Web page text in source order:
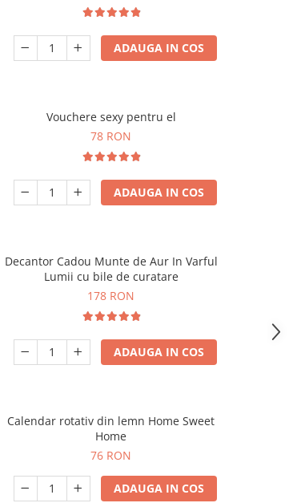
ADAUGA IN COS
Vouchere sexy pentru el
78 RON
ADAUGA IN COS
Decantor Cadou Munte de Aur In Varful
Lumii cu bile de curatare
178 RON
ADAUGA IN COS
Calendar rotativ din lemn Home Sweet
Home
76 RON
ADAUGA IN COS